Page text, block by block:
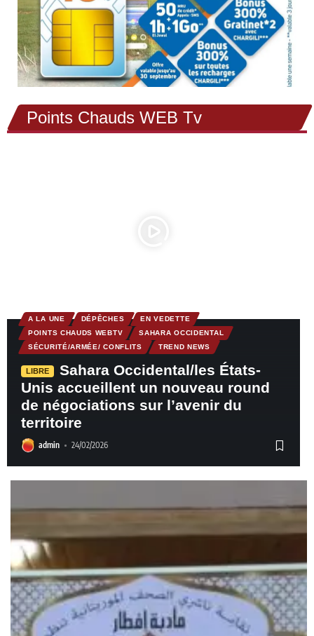
Points Chauds WEB Tv
A LA UNE DÉPÊCHES
EN VEDETTE
POINTS CHAUDS WEBTV
SAHARA OCCIDENTAL
SÉCURITÉ/ARMÉE/ CONFLITS
TREND NEWS
LIBRE
Sahara Occidental/les États-
Unis accueillent un nouveau round
de négociations sur l’avenir du
territoire
admin 24/02/2026